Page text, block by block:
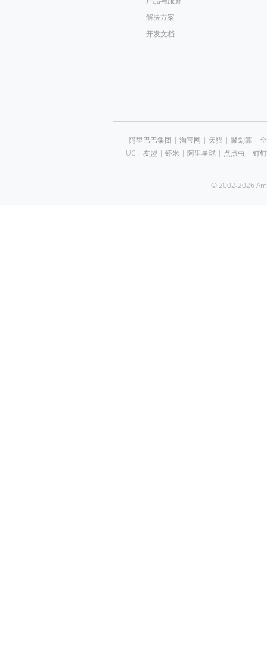
解决方案
开发文档
阿里巴巴集团 | 淘宝网 | 天猫| 聚划算 |
UC| 友盟 | 虾米 | 阿里星球| 点点虫 | 钉钉
© 2002-2026